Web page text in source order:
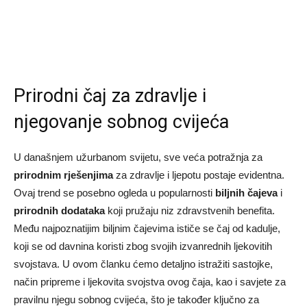
Prirodni čaj za zdravlje i
njegovanje sobnog cvijeća
U današnjem užurbanom svijetu, sve veća potražnja za
prirodnim rješenjimaza zdravlje i ljepotu postaje evidentna.
Ovaj trend se posebno ogleda u popularnosti biljnih čajevai
prirodnih dodatakakoji pružaju niz zdravstvenih benefita.
Među najpoznatijim biljnim čajevima ističe se čaj od kadulje,
koji se od davnina koristi zbog svojih izvanrednih ljekovitih
svojstava. U ovom članku ćemo detaljno istražiti sastojke,
način pripreme i ljekovita svojstva ovog čaja, kao i savjete za
pravilnu njegu sobnog cvijeća, što je također ključno za